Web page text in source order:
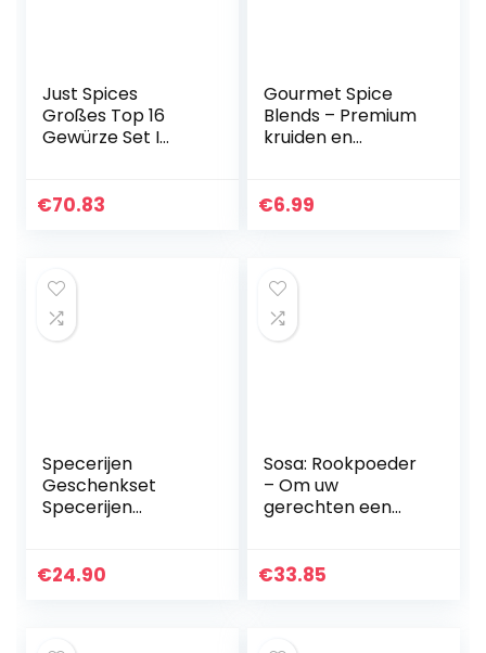
Just Spices
Großes Top 16
Gewürze Set I
Unsere 16
€70.83
Gourmet Spice
Blends – Premium
kruiden en
Kruidenmix voor
€6.99
Specerijen
Geschenkset
Specerijen
ongebruikelijk
€24.90
Sosa: Rookpoeder
– Om uw
gerechten een
€33.85